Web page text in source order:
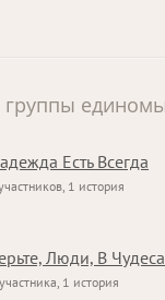
группы
Есть Всегда
1 история
Люди, В Чудеса
1 история